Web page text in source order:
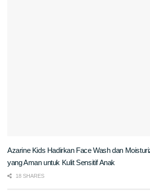
Azarine Kids Hadirkan Face Wash dan Moisturizer
yang Aman untuk Kulit Sensitif Anak
18 SHARES